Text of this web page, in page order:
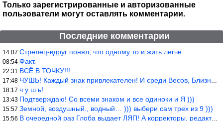
Только зарегистрированные и авторизованные
пользователи могут оставлять комментарии.
Последние комментарии
14:07 Стрелец-вдруг понял, что одному то и жить легче.
08:54 Факт.
22:31 ВСЁ В ТОЧКУ!!!
17:48 ЧУШЬ! Каждый знак привлекателен! И среди Весов, Близнецов встреч
18:17 ч у ш ь!
13:43 Подтверждаю! Со всеми знаком и все одиноки и Я )))
15:57 Земной, воздушный., водный… ))) выбери сам трех из 9 )))
15:56 В очередной раз Глоба выдает ЛЯП! А корректоры, редакторы пропус